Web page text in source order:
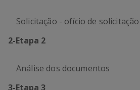
Solicitação - ofício de
2-Etapa 2
Análise dos documentos
3-Etapa 3